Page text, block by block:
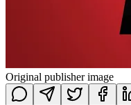
Original publisher image